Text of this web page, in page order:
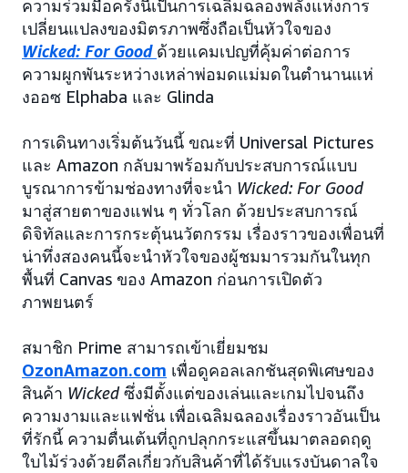
ความร่วมมือครั้งนี้เป็นการเฉลิมฉลองพลังแห่งการ
เปลี่ยนแปลงของมิตรภาพซึ่งถือเป็นหัวใจของ
Wicked: For Good ด้วยแคมเปญที่คุ้มค่าต่อการ
ความผูกพันระหว่างเหล่าพ่อมดแม่มดในตำนานแห่
งออซ Elphaba และ Glinda
การเดินทางเริ่มต้นวันนี้ ขณะที่ Universal Pictures
และ Amazon กลับมาพร้อมกับประสบการณ์แบบ
บูรณาการข้ามช่องทางที่จะนำ Wicked: For Good
มาสู่สายตาของแฟน ๆ ทั่วโลก ด้วยประสบการณ์
ดิจิทัลและการกระตุ้นนวัตกรรม เรื่องราวของเพื่อนที่
น่าทึ่งสองคนนี้จะนำหัวใจของผู้ชมมารวมกันในทุก
พื้นที่ Canvas ของ Amazon ก่อนการเปิดตัว
ภาพยนตร์
สมาชิก Prime สามารถเข้าเยี่ยมชม
OzonAmazon.com เพื่อดูคอลเลกชันสุดพิเศษของ
สินค้า Wickedซึ่งมีตั้งแต่ของเล่นและเกมไปจนถึง
ความงามและแฟชั่น เพื่อเฉลิมฉลองเรื่องราวอันเป็น
ที่รักนี้ ความตื่นเต้นที่ถูกปลุกกระแสขึ้นมาตลอดฤดู
ใบไม้ร่วงด้วยดีลเกี่ยวกับสินค้าที่ได้รับแรงบันดาลใจ